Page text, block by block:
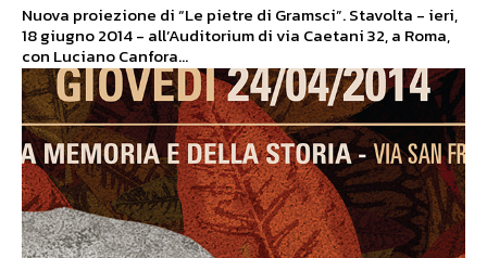
Nuova proiezione di “Le pietre di Gramsci”. Stavolta - ieri,
18 giugno 2014 - all’Auditorium di via Caetani 32, a Roma,
con Luciano Canfora...